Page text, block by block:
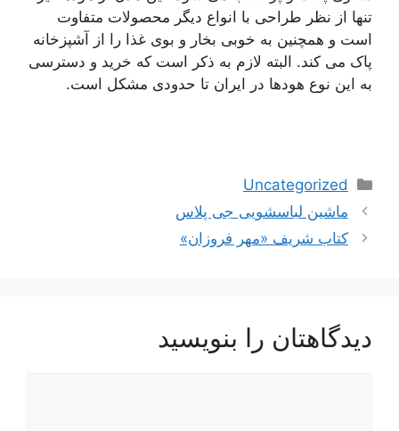
تنها از نظر طراحی با انواع دیگر محصولات متفاوت
است و همچنین به خوبی بخار و بوی غذا را از آشپزخانه
پاک می کند. البته لازم به ذکر است که خرید و دسترسی
به این نوع هودها در ایران تا حدودی مشکل است.
دسته‌ها
Uncategorized
ناوبری
نوشته‌ها
ماشین لباسشویی جی پلاس
کتاب شریف «مهر فروزان»
دیدگاهتان را بنویسید